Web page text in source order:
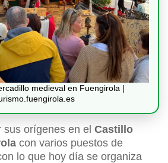
medieval en Fuengirola |
sus orígenes en el Castillo
con varios puestos de
lo que hoy día se organiza